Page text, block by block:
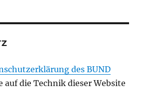
des BUND
auf die Technik dieser Website